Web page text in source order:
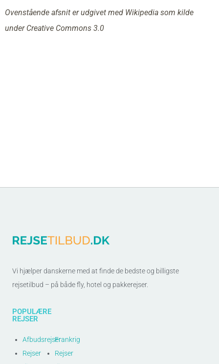
Ovenstående afsnit er udgivet med Wikipedia som kilde
under Creative Commons 3.0
Vi hjælper danskerne med at finde de bedste og billigste
rejsetilbud – på både fly, hotel og pakkerejser.
POPULÆRE
REJSER
Afbudsrejser
Rejser
Frankrig
Rejser